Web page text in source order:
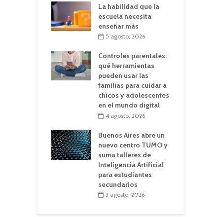
La habilidad que la
escuela necesita
enseñar más
5 agosto, 2026
Controles parentales:
qué herramientas
pueden usar las
familias para cuidar a
chicos y adolescentes
en el mundo digital
4 agosto, 2026
Buenos Aires abre un
nuevo centro TUMO y
suma talleres de
Inteligencia Artificial
para estudiantes
secundarios
3 agosto, 2026